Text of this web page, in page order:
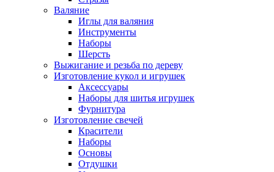
Валяние
Иглы для валяния
Инструменты
Наборы
Шерсть
Выжигание и резьба по дереву
Изготовление кукол и игрушек
Аксессуары
Наборы для шитья игрушек
Фурнитура
Изготовление свечей
Красители
Наборы
Основы
Отдушки